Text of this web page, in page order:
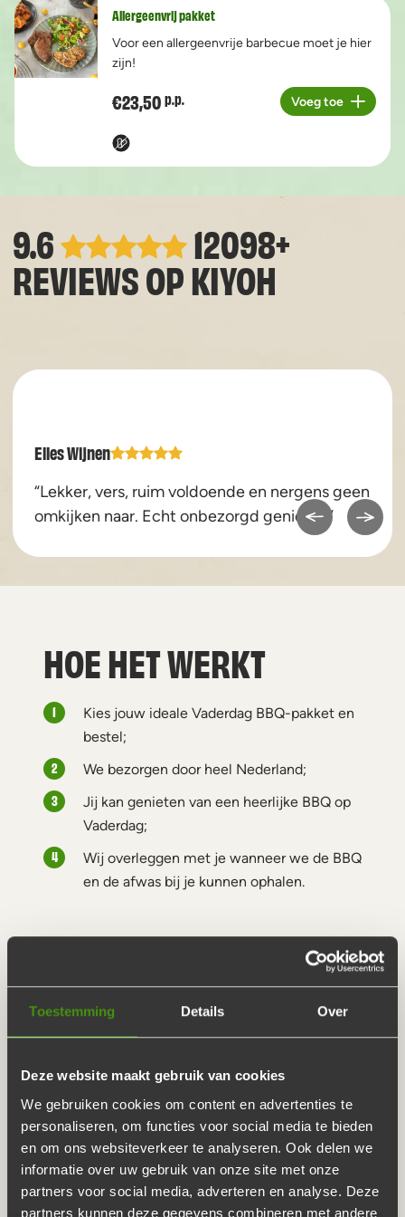
Toestemming Details Over
Deze website maakt gebruik van cookies
We gebruiken cookies om content en advertenties te
personaliseren, om functies voor social media te bieden
en om ons websiteverkeer te analyseren. Ook delen we
informatie over uw gebruik van onze site met onze
partners voor social media, adverteren en analyse. Deze
partners kunnen deze gegevens combineren met andere
Allergeenvrij pakket
Voor een allergeenvrije barbecue moet je hier
zijn!
€23,50 p.p.
Aantal
Voeg toe
9.6 12098+
REVIEWS OPKIYOH
Elles Wijnen
“Lekker, vers, ruim voldoende en nergens geen
omkijken naar. Echt onbezorgd genieten”
HOE HET WERKT
Kies jouw ideale Vaderdag BBQ-pakket en
bestel;
We bezorgen door heel Nederland;
Jij kan genieten van een heerlijke BBQ op
Vaderdag;
Wij overleggen met je wanneer we de BBQ
en de afwas bij je kunnen ophalen.
ORIGINEEL VADERDAG
CADEAU
De derde zondag van juni is het weer zover, Vaderdag. De
perfecte gelegenheid om je vader in het zonnetje te
zetten. Op zoek naar het perfecte cadeau? Een origineel
Vaderdag cadeau bedenken is elk jaar weer een uitdaging.
Gelukkig heeft De Barbecue Boer hét perfecte Vaderdag
cadeau, want welke vader geniet er nu niet van een
compleet verzorgde barbecue? Met De Barbecue Boer